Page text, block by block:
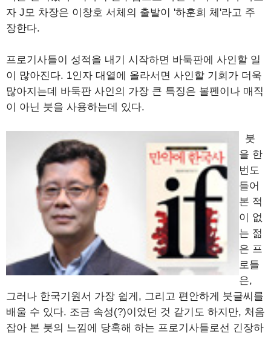
자 J모 차장은 이창호 서체의 출발이 '하훈희 체'라고 주
장한다.
프로기사들이 성적을 내기 시작하면 바둑판에 사인할 일
이 많아진다. 1인자 대열에 올라서면 사인할 기회가 더욱
많아지는데 바둑판 사인의 가장 큰 특징은 볼펜이나 매직
이 아닌 붓을 사용하는데 있다.
붓
을 한
번도
들어
본 적
이 없
는 젊
은 프
로들
은,
그러나 한국기원서 가장 쉽게, 그리고 편안하게 붓글씨를
배울 수 있다. 조금 속성(?)이었던 것 같기도 하지만, 처음
잡아 본 붓의 느낌에 당혹해 하는 프로기사들로선 긴장하